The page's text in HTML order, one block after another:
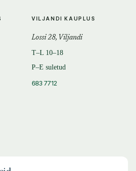
VILJANDI KAUPLUS
Lossi 28, Viljandi
T–L 10–18
P–E suletud
683 7712